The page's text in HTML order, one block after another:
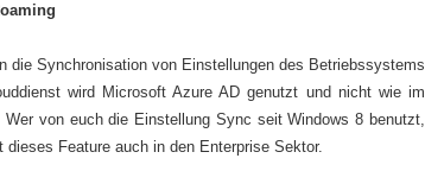
die Synchronisation von Einstellungen des Betriebssystems
wird Microsoft Azure AD genutzt und nicht wie im
von euch die Einstellung Sync seit Windows 8 benutzt,
Feature auch in den Enterprise Sektor.